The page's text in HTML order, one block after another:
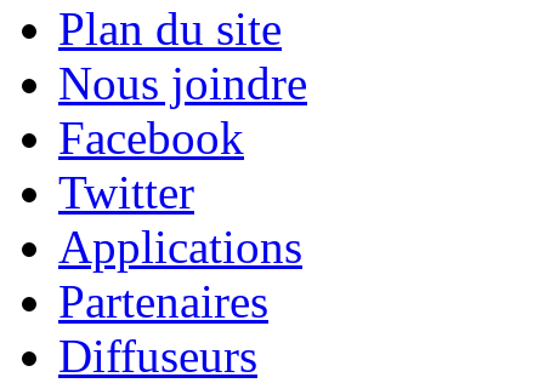
Plan du site
Nous joindre
Facebook
Twitter
Applications
Partenaires
Diffuseurs